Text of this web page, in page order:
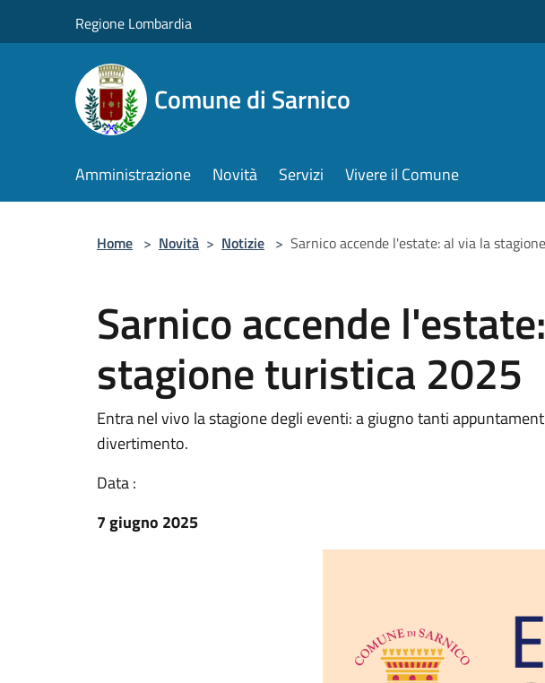
Regione Lombardia
Comune di Sarnico
Amministrazione Novità Servizi Vivere il Comune
Home > Novità > Notizie > Sarnico accende l'estate: al via la
Sarnico accende
stagione turistica 2025
Entra nel vivo la stagione degli eventi: a giugno tanti
divertimento.
Data :
7 giugno 2025